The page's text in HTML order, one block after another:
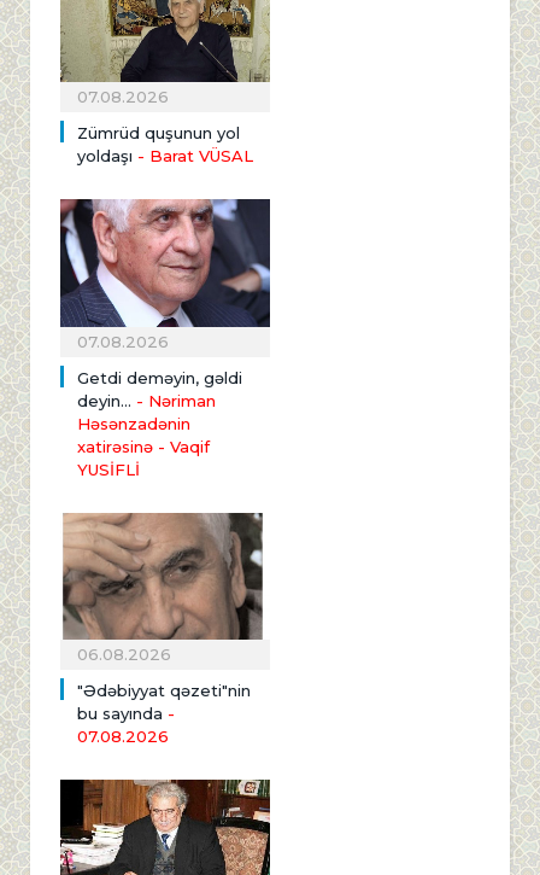
07.08.2026
Zümrüd quşunun yol
yoldaşı - Barat VÜSAL
07.08.2026
Getdi deməyin, gəldi
deyin... - Nəriman
Həsənzadənin
xatirəsinə - Vaqif
YUSİFLİ
06.08.2026
"Ədəbiyyat qəzeti"nin
bu sayında -
07.08.2026